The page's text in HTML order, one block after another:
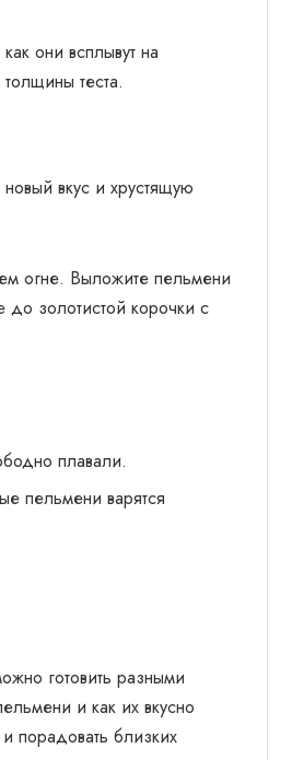
они всплывут на
теста.
вкус и хрустящую
огне. Выложите пельмени
золотистой корочки с
плавали.
пельмени варятся
готовить разными
и как их вкусно
порадовать близких